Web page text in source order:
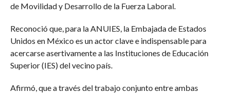
de Movilidad y Desarrollo de la Fuerza Laboral.
Reconoció que, para la ANUIES, la Embajada de Estados
Unidos en México es un actor clave e indispensable para
acercarse asertivamente a las Instituciones de Educación
Superior (IES) del vecino país.
Afirmó, que a través del trabajo conjunto entre ambas